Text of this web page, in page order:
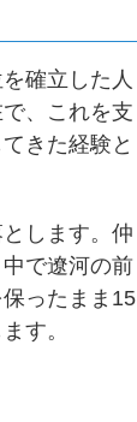
確立した人
、これを支
きた経験と
します。仲
で遼河の前
ったまま15
す。